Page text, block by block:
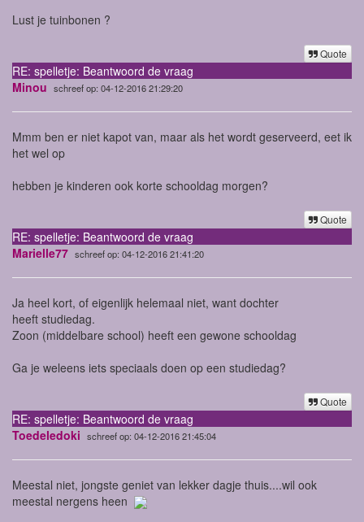
Lust je tuinbonen ?
Quote
RE: spelletje: Beantwoord de vraag
Minou schreef op: 04-12-2016 21:29:20
Mmm ben er niet kapot van, maar als het wordt geserveerd, eet ik
het wel op
hebben je kinderen ook korte schooldag morgen?
Quote
RE: spelletje: Beantwoord de vraag
Marielle77 schreef op: 04-12-2016 21:41:20
Ja heel kort, of eigenlijk helemaal niet, want dochter
heeft studiedag.
Zoon (middelbare school) heeft een gewone schooldag
Ga je weleens iets speciaals doen op een studiedag?
Quote
RE: spelletje: Beantwoord de vraag
Toedeledoki schreef op: 04-12-2016 21:45:04
Meestal niet, jongste geniet van lekker dagje thuis....wil ook
meestal nergens heen